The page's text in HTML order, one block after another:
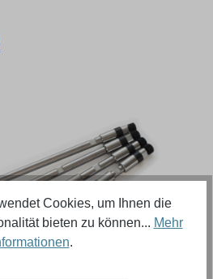
Cookies, um Ihnen die
bieten zu können... Mehr
.